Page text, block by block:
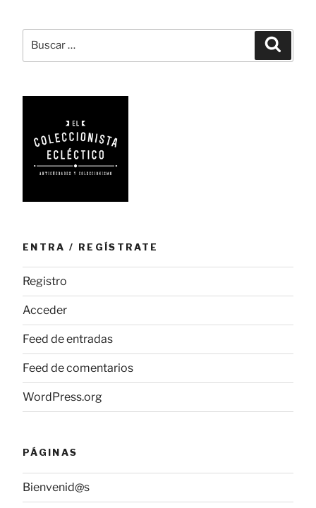
memoria
por:
ENTRA / REGÍSTRATE
Registro
Acceder
Feed de entradas
Feed de comentarios
WordPress.org
PÁGINAS
Bienvenid@s